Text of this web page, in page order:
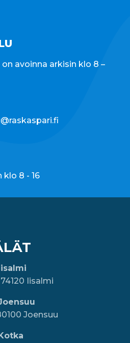
avoinna arkisin klo 8 –
klo 8 - 16
Iisalmi
Joensuu